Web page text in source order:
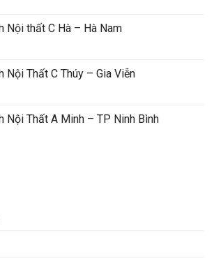
Nội thất C Hà – Hà Nam
Nội Thất C Thúy – Gia Viễn
Nội Thất A Minh – TP Ninh Bình